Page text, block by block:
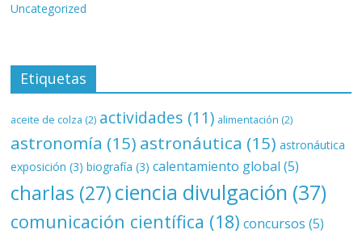
Uncategorized
Etiquetas
aceite de colza (2) actividades (11) alimentación (2)
astronomía (15) astronáutica (15) astronáutica
exposición (3) biografía (3) calentamiento global (5)
charlas (27)ciencia divulgación (37)
comunicación científica (18) concursos (5)